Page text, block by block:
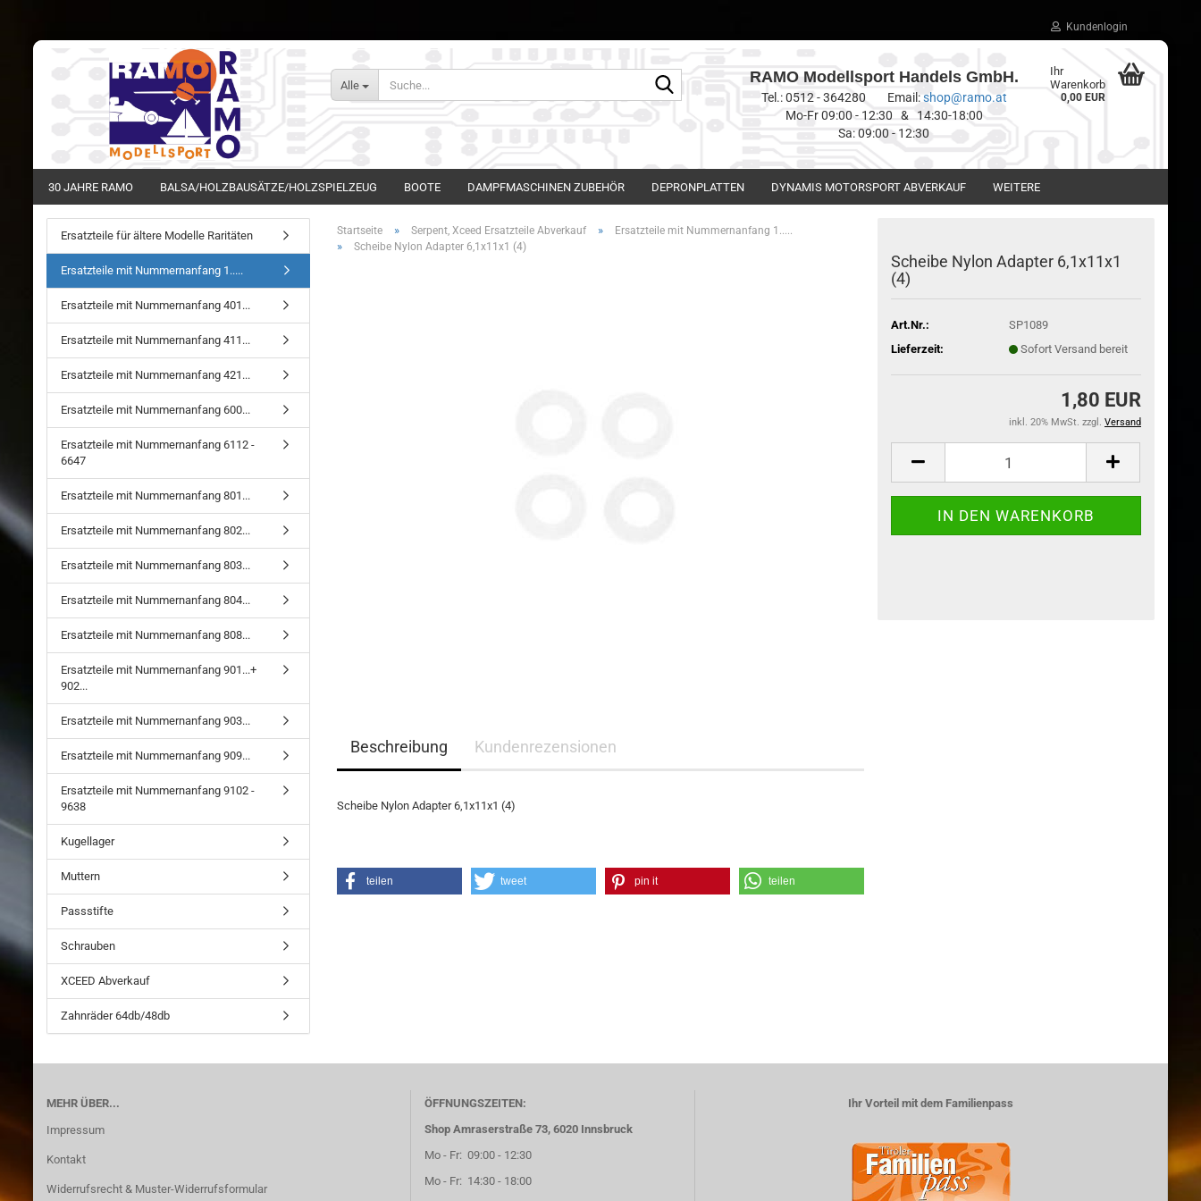
Kundenlogin
Alle RAMO Modellsport Handels GmbH.
Tel.: 0512 - 364280 Email:shop@ramo.at
Mo-Fr 09:00 - 12:30 & 14:30-18:00
Sa: 09:00 - 12:30
Ihr
Warenkorb
0,00 EUR
30 JAHRE RAMO BALSA/HOLZBAUSÄTZE/HOLZSPIELZEUG BOOTE DAMPFMASCHINEN ZUBEHÖR DEPRONPLATTEN DYNAMIS MOTORSPORT ABVERKAUF WEITERE
Startseite » Serpent, Xceed Ersatzteile Abverkauf » Ersatzteile mit Nummernanfang 1.....
» Scheibe Nylon Adapter 6,1x11x1 (4)
Scheibe Nylon Adapter 6,1x11x1
(4)
Art.Nr.:
SP1089
Lieferzeit:
Sofort Versand bereit
1,80 EUR
inkl. 20% MwSt. zzgl. Versand
Beschreibung Kundenrezensionen
Scheibe Nylon Adapter 6,1x11x1 (4)
teilen tweet pin it teilen
Ersatzteile für ältere Modelle Raritäten
Ersatzteile mit Nummernanfang 1.....
Ersatzteile mit Nummernanfang 401...
Ersatzteile mit Nummernanfang 411...
Ersatzteile mit Nummernanfang 421...
Ersatzteile mit Nummernanfang 600...
Ersatzteile mit Nummernanfang 6112 -
6647
Ersatzteile mit Nummernanfang 801...
Ersatzteile mit Nummernanfang 802...
Ersatzteile mit Nummernanfang 803...
Ersatzteile mit Nummernanfang 804...
Ersatzteile mit Nummernanfang 808...
Ersatzteile mit Nummernanfang 901...+
902...
Ersatzteile mit Nummernanfang 903...
Ersatzteile mit Nummernanfang 909...
Ersatzteile mit Nummernanfang 9102 -
9638
Kugellager
Muttern
Passstifte
Schrauben
XCEED Abverkauf
Zahnräder 64db/48db
MEHR ÜBER...
Impressum
Kontakt
Widerrufsrecht & Muster-Widerrufsformular
ÖFFNUNGSZEITEN:
Shop Amraserstraße 73, 6020 Innsbruck
Mo - Fr: 09:00 - 12:30
Mo - Fr: 14:30 - 18:00
Ihr Vorteil mit dem Familienpass